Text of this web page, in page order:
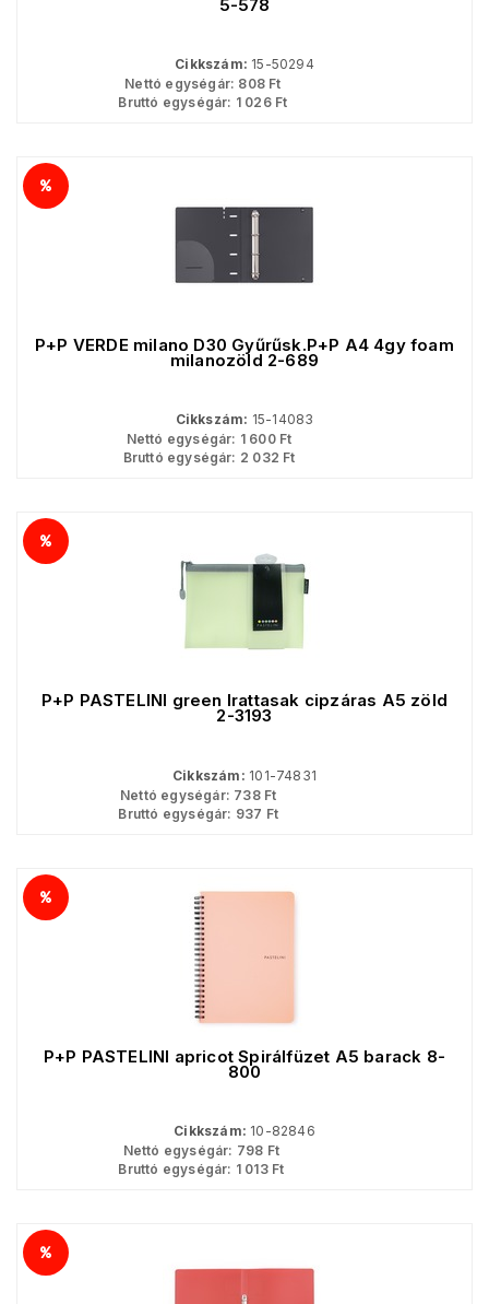
5-578
Cikkszám: 15-50294
Nettó egységár: 808Ft
Bruttó egységár: 1 026Ft
P+P VERDE milano D30 Gyűrűsk.P+P A4 4gy foam
milanozöld 2-689
Cikkszám: 15-14083
Nettó egységár: 1 600Ft
Bruttó egységár: 2 032 Ft
P+P PASTELINI green Irattasak cipzáras A5 zöld
2-3193
Cikkszám: 101-74831
Nettó egységár: 738Ft
Bruttó egységár: 937 Ft
P+P PASTELINI apricot Spirálfüzet A5 barack 8-
800
Cikkszám: 10-82846
Nettó egységár: 798 Ft
Bruttó egységár: 1 013Ft